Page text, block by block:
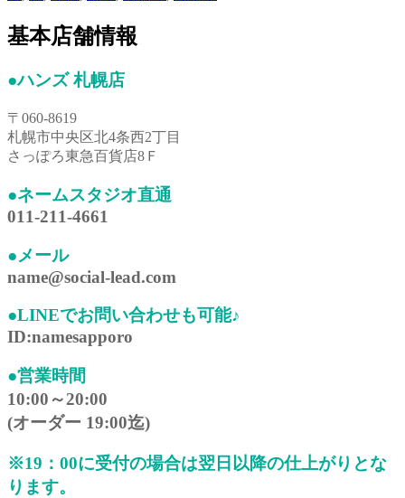
基本店舗情報
●ハンズ 札幌店
〒060-8619
札幌市中央区北4条西2丁目
さっぽろ東急百貨店8Ｆ
●ネームスタジオ直通
011-211-4661
●メール
name@social-lead.com
●LINEでお問い合わせも可能♪
ID:namesapporo
●営業時間
10:00～20:00
(オーダー 19:00迄)
※19：00に受付の場合は翌日以降の仕上がりとな
ります。